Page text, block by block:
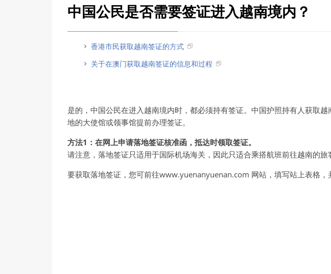
中国公民是否需要签证进入越南境内？
香港市民获取越南签证的方式
关于在澳门获取越南签证的信息和过程
是的，中国公民在进入越南境内时，都必须持有签证。中国护照持有人获取
地的大使馆或领事馆提前办理签证。
方法1：在网上申请落地签证核准函，抵达时领取签证。
请注意，落地签证只适用于国际机场海关，因此只适合乘搭航班前往越南的
要获取落地签证，您可前往www.yuenanyuenan.com 网站，填写站上表格